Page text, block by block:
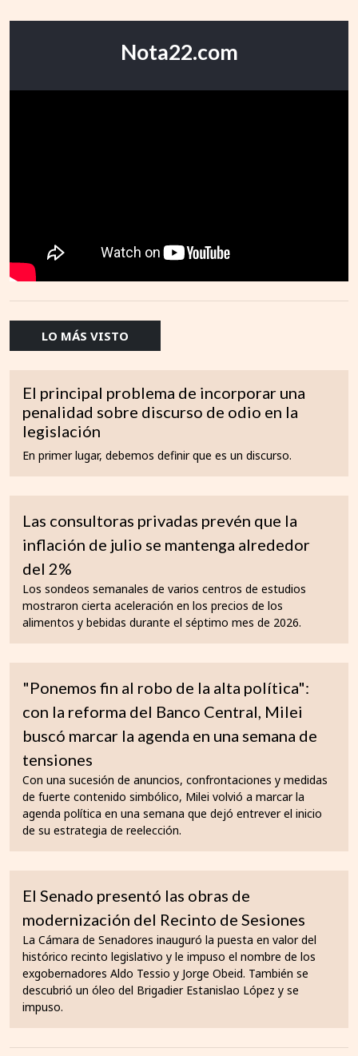
Nota22.com
LO MÁS VISTO
El principal problema de incorporar una
penalidad sobre discurso de odio en la
legislación
En primer lugar, debemos definir que es un discurso.
Las consultoras privadas prevén que la
inflación de julio se mantenga alrededor
del 2%
Los sondeos semanales de varios centros de estudios
mostraron cierta aceleración en los precios de los
alimentos y bebidas durante el séptimo mes de 2026.
"Ponemos fin al robo de la alta política":
con la reforma del Banco Central, Milei
buscó marcar la agenda en una semana de
tensiones
Con una sucesión de anuncios, confrontaciones y medidas
de fuerte contenido simbólico, Milei volvió a marcar la
agenda política en una semana que dejó entrever el inicio
de su estrategia de reelección.
El Senado presentó las obras de
modernización del Recinto de Sesiones
La Cámara de Senadores inauguró la puesta en valor del
histórico recinto legislativo y le impuso el nombre de los
exgobernadores Aldo Tessio y Jorge Obeid. También se
descubrió un óleo del Brigadier Estanislao López y se
impuso.